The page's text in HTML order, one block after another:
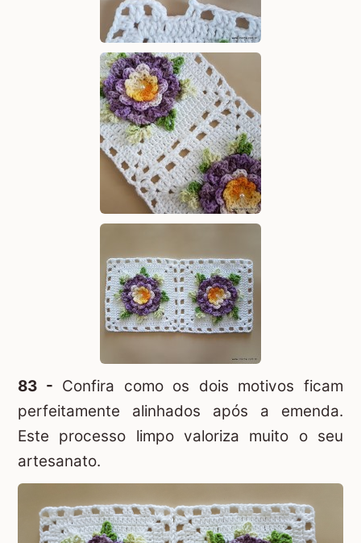
83 - Confira como os dois motivos ficam
perfeitamente alinhados após a emenda.
Este processo limpo valoriza muito o seu
artesanato.